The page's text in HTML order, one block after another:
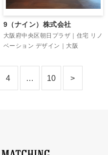
9（ナイン）株式会社
大阪府中央区朝日プラザ｜住宅 リノ
ベーション デザイン｜大阪
4 … 10 >